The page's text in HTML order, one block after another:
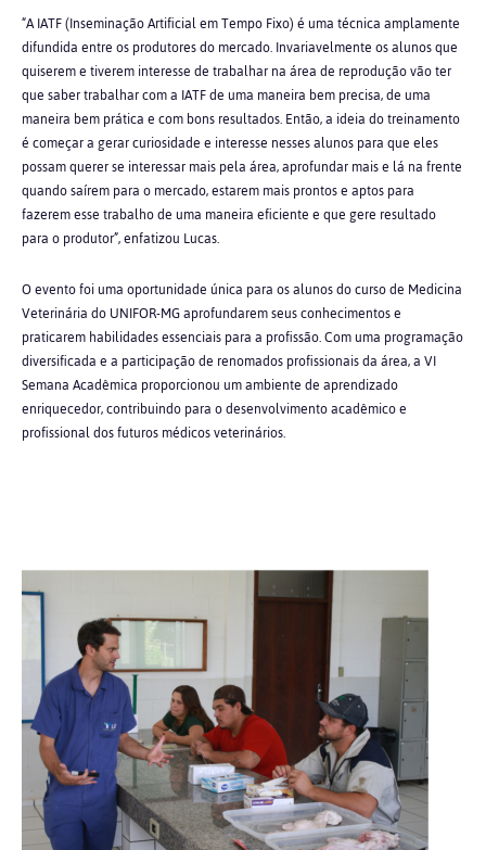
“A IATF (Inseminação Artificial em Tempo Fixo) é uma técnica amplamente
difundida entre os produtores do mercado. Invariavelmente os alunos que
quiserem e tiverem interesse de trabalhar na área de reprodução vão ter
que saber trabalhar com a IATF de uma maneira bem precisa, de uma
maneira bem prática e com bons resultados. Então, a ideia do treinamento
é começar a gerar curiosidade e interesse nesses alunos para que eles
possam querer se interessar mais pela área, aprofundar mais e lá na frente
quando saírem para o mercado, estarem mais prontos e aptos para
fazerem esse trabalho de uma maneira eficiente e que gere resultado
para o produtor”, enfatizou Lucas.
O evento foi uma oportunidade única para os alunos do curso de Medicina
Veterinária do UNIFOR-MG aprofundarem seus conhecimentos e
praticarem habilidades essenciais para a profissão. Com uma programação
diversificada e a participação de renomados profissionais da área, a VI
Semana Acadêmica proporcionou um ambiente de aprendizado
enriquecedor, contribuindo para o desenvolvimento acadêmico e
profissional dos futuros médicos veterinários.